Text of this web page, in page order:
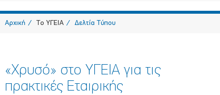
Αρχική Το ΥΓΕΙΑ Δελτία Τύπου
«Χρυσό» στο ΥΓΕΙΑ για τις
πρακτικές Εταιρικής